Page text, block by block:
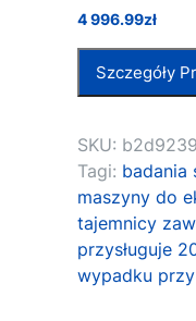
4 996.99zł
Szczegóły
SKU:
Tagi: badania
maszyny do
tajemnicy
przysługuje
wypadku